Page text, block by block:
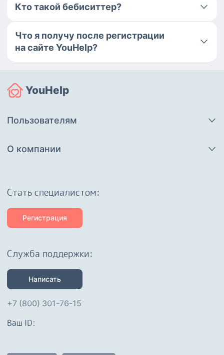
Кто такой бебиситтер?
Что я получу после регистрации
на сайте YouHelp?
YouHelp
Пользователям
О компании
Cтать специалистом:
Регистрация
Служба поддержки:
Написать
+7 (800) 301-76-15
Ваш ID: